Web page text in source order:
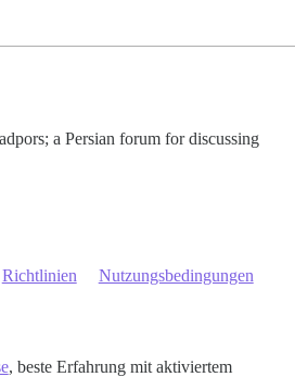
a Persian forum for discussing
Richtlinien Nutzungsbedingungen
, beste Erfahrung mit aktiviertem